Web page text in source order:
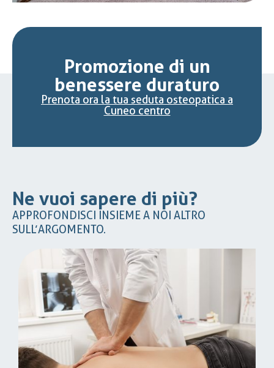
Promozione di un
benessere duraturo
Prenota ora la tua seduta osteopatica a
Cuneo centro
Ne vuoi sapere di più?
APPROFONDISCI INSIEME A NOI ALTRO
SULL’ARGOMENTO.